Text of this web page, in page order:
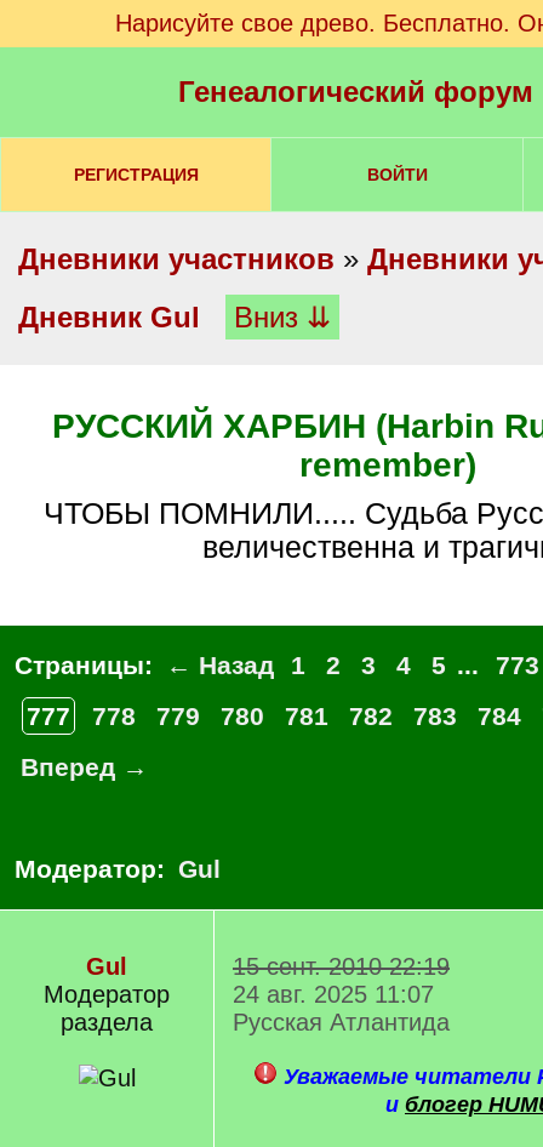
Нарисуйте свое древо. Бесплатно.
Генеалогический
РЕГИСТРАЦИЯ ВОЙТИ
Дневники участников » Дневники
Дневник Gul
Вниз ⇊
РУССКИЙ ХАРБИН (Harbin
remember)
ЧТОБЫ ПОМНИЛИ..... Судьба Русского Харбина
величественна и
Страницы: ← Назад 1 2 3 4 5 ...
773
777
778 779 780 781 782 783 784
Вперед →
Модератор: Gul
Gul
Модератор
раздела
15 сент. 2010 22:19
24 авг. 2025 11:07
Русская Атлантида
Уважаемые читатели
и блогер